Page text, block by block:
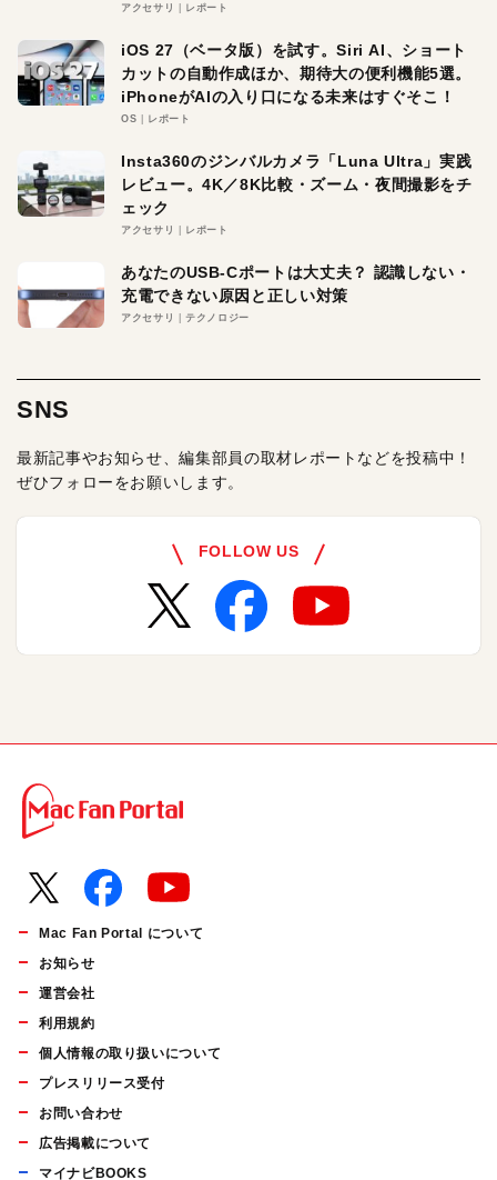
アクセサリ レポート
iOS 27（ベータ版）を試す。Siri AI、ショート
カットの自動作成ほか、期待大の便利機能5選。
iPhoneがAIの入り口になる未来はすぐそこ！
OS レポート
Insta360のジンバルカメラ「Luna Ultra」実践
レビュー。4K／8K比較・ズーム・夜間撮影をチ
ェック
アクセサリ レポート
あなたのUSB-Cポートは大丈夫？ 認識しない・
充電できない原因と正しい対策
アクセサリ テクノロジー
SNS
最新記事やお知らせ、編集部員の取材レポートなどを投稿中！
ぜひフォローをお願いします。
FOLLOW US
Mac Fan Portal について
お知らせ
運営会社
利用規約
個人情報の取り扱いについて
プレスリリース受付
お問い合わせ
広告掲載について
マイナビBOOKS